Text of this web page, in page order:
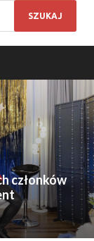
członków